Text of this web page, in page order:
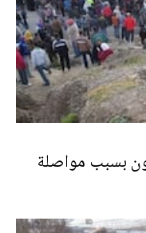
بسبب مواصلة